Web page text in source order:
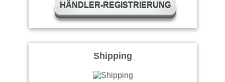
HÄNDLER-REGISTRIERUNG
Shipping